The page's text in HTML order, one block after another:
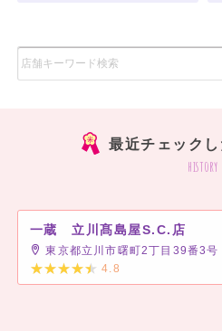
一蔵 いわ
一蔵 岡
一蔵 ノルベ
一蔵 八
一蔵 福
一蔵 上
最近チェック
history
一蔵 立川髙島屋S.C.店
東京都立川市曙町2丁目39番3号
4.8